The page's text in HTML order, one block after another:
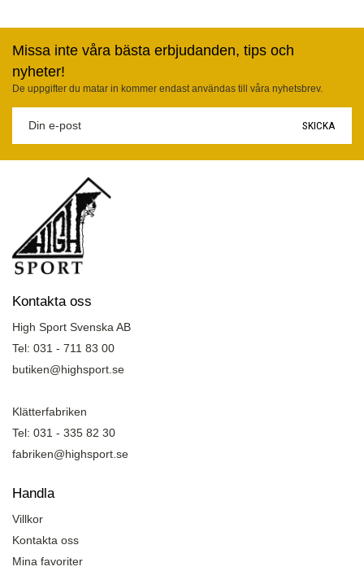
Missa inte våra bästa erbjudanden, tips och
nyheter!
De uppgifter du matar in kommer endast användas till våra nyhetsbrev.
SKICKA
Kontakta oss
High Sport Svenska AB
Tel: 031 - 711 83 00
butiken@highsport.se
Klätterfabriken
Tel: 031 - 335 82 30
fabriken@highsport.se
Handla
Villkor
Kontakta oss
Mina favoriter